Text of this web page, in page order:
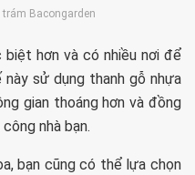
Bacongarden
biệt hơn và có nhiều nơi để
sử dụng thanh gỗ nhựa
gian thoáng hơn và đồng
nhà bạn.
bạn cũng có thể lựa chọn